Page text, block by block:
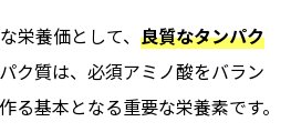
栄養価として、 良質なタンパク
ク質は、必須アミノ酸をバラン
る基本となる重要な栄養素です。